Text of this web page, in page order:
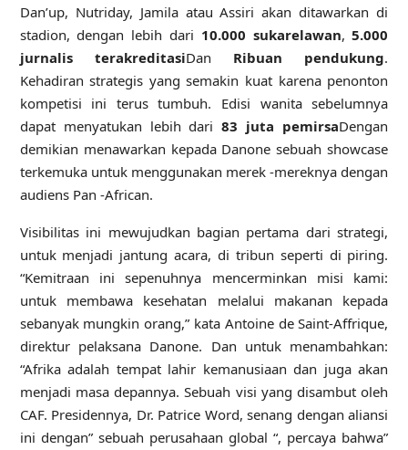
Dan’up, Nutriday, Jamila atau Assiri akan ditawarkan di
stadion, dengan lebih dari 10.000 sukarelawan,5.000
jurnalis terakreditasiDan Ribuan pendukung.
Kehadiran strategis yang semakin kuat karena penonton
kompetisi ini terus tumbuh. Edisi wanita sebelumnya
dapat menyatukan lebih dari83 juta pemirsaDengan
demikian menawarkan kepada Danone sebuah showcase
terkemuka untuk menggunakan merek -mereknya dengan
audiens Pan -African.
Visibilitas ini mewujudkan bagian pertama dari strategi,
untuk menjadi jantung acara, di tribun seperti di piring.
“Kemitraan ini sepenuhnya mencerminkan misi kami:
untuk membawa kesehatan melalui makanan kepada
sebanyak mungkin orang,” kata Antoine de Saint-Affrique,
direktur pelaksana Danone. Dan untuk menambahkan:
“Afrika adalah tempat lahir kemanusiaan dan juga akan
menjadi masa depannya. Sebuah visi yang disambut oleh
CAF. Presidennya, Dr. Patrice Word, senang dengan aliansi
ini dengan” sebuah perusahaan global “, percaya bahwa”